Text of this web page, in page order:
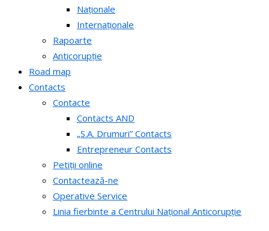
Naționale
Internaționale
Rapoarte
Anticorupție
Road map
Contacts
Contacte
Contacts AND
„S.A. Drumuri” Contacts
Entrepreneur Contacts
Petiții online
Contactează-ne
Operative Service
Linia fierbinte a Centrului Național Anticorupție